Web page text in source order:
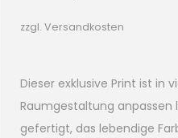
zzgl. Versandkosten
Dieser exklusive Print ist in
Raumgestaltung anpassen
gefertigt, das lebendige